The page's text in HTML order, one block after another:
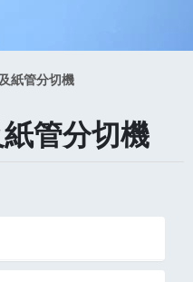
紙管分切機
管分切機